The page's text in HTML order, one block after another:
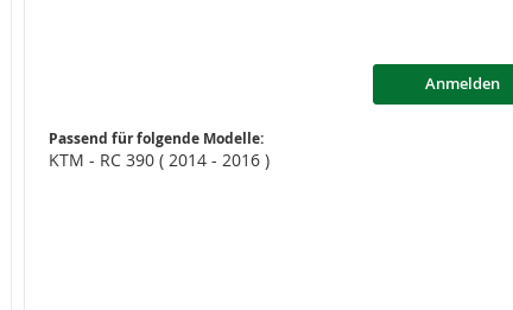
Anmelden
Passend für folgende Modelle:
KTM - RC 390 ( 2014 - 2016 )